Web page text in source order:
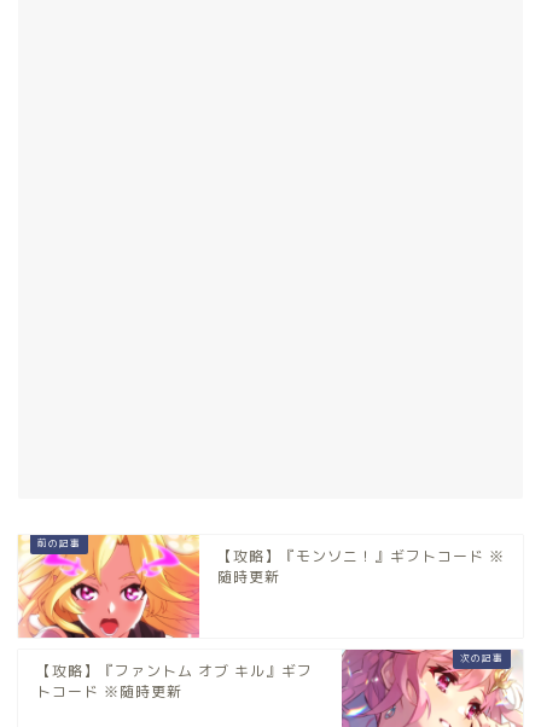
【攻略】『モンソニ！』ギフトコード ※
随時更新
【攻略】『ファントム オブ キル』ギフ
トコード ※随時更新